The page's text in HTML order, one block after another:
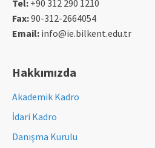
Tel: +90 312 290 1210
Fax:90-312-2664054
Email: info@ie.bilkent.edu.tr
Hakkımızda
Akademik Kadro
İdari Kadro
Danışma Kurulu